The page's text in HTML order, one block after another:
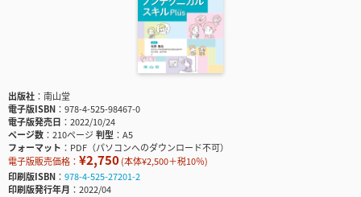
出版社
南山堂
電子版ISBN
978-4-525-98467-0
電子版発売日
2022/10/24
ページ数
210ページ判型
A5
フォーマット
PDF（パソコンへのダウンロード不可）
電子版販売価格： ¥2,750(本体¥2,500＋税10％)
印刷版ISBN
978-4-525-27201-2
印刷版発行年月
2022/04